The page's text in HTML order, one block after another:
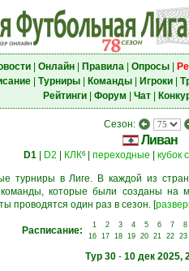
| Онлайн| Правила| Опросы|
| Турниры| Команды| Игроки|
Рейтинги| Форум Чат|
Сезон:
Ливан
D1 D2 КЛК6 переходные кубок
турниры в Лиге. В каждой из
которые были созданы на
проводятся один раз в сезон. [
Расписание: 1 2 3 4 5 6 7
8
16
17 18 19 20 21 22 23
Тур 30- 10 дек 2025,